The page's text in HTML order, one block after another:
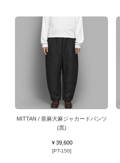
MITTAN / 亜麻大麻ジャカードパンツ
(黒)
￥39,600
[PT-150]